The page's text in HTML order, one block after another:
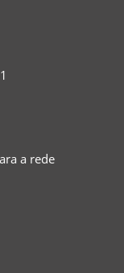
a rede